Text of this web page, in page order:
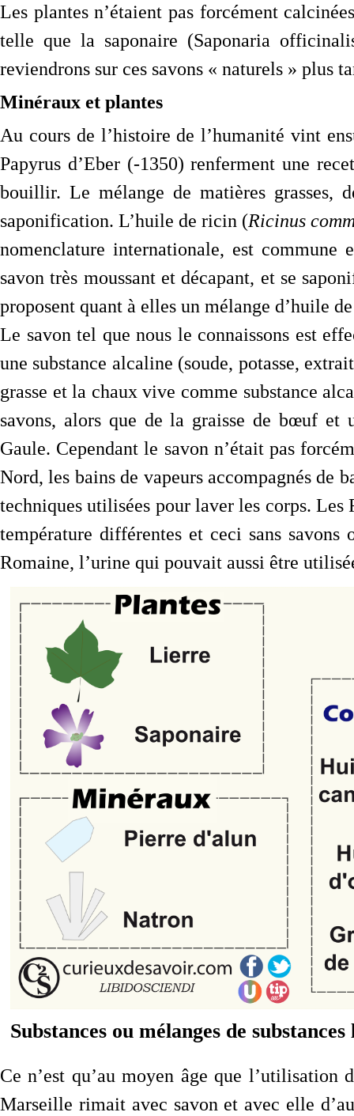
Les plantes n’étaient pas forcément
telle que la saponaire (Saponaria
reviendrons sur ces savons « naturels » plus
Minéraux et plantes
Au cours de l’histoire de l’humanité vint
Papyrus d’Eber (-1350) renferment une
bouillir. Le mélange de matières grasses,
saponification. L’huile de ricin (Ricinus
nomenclature internationale, est
savon très moussant et décapant, et se
proposent quant à elles un mélange d’huile
Le savon tel que nous le connaissons est
une substance alcaline (soude, potasse,
grasse et la chaux vive comme substance
savons, alors que de la graisse de bœuf et
Gaule. Cependant le savon n’était pas
Nord, les bains de vapeurs accompagnés de
techniques utilisées pour laver les corps.
température différentes et ceci sans
Romaine, l’urine qui pouvait aussi être
Substances ou mélanges de substances
Ce n’est qu’au moyen âge que
Marseille rimait avec savon et avec elle